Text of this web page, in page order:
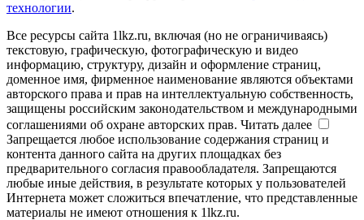
технологии.
Все ресурсы сайта 1lkz.ru, включая (но не ограничиваясь)
текстовую, графическую, фотографическую и видео
информацию, структуру, дизайн и оформление страниц,
доменное имя, фирменное наименование являются объектами
авторского права и прав на интеллектуальную собственность,
защищены российским законодательством и международными
соглашениями об охране авторских прав. Читать далее
Запрещается любое использование содержания страниц и
контента данного сайта на других площадках без
предварительного согласия правообладателя. Запрещаются
любые иные действия, в результате которых у пользователей
Интернета может сложиться впечатление, что представленные
материалы не имеют отношения к 1lkz.ru.